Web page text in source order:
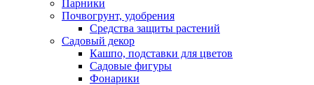
Парники
Почвогрунт, удобрения
Средства защиты растений
Садовый декор
Кашпо, подставки для цветов
Садовые фигуры
Фонарики